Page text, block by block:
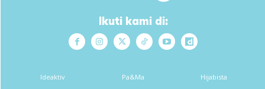
Ikuti kami di:
Ideaktiv Pa&Ma Hijabista